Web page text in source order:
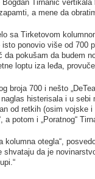
Tirnanić
a mene da
sa Tirketovom
ponovio više od 700
da pokušam da budem
loptu iza leđa,
broja 700 i nešto
histerisala i u
od retkih (osim vojske
a potom i „Poratnog“
kolumna otegla“,
shvataju da je